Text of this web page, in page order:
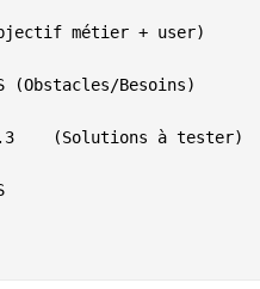
métier + user)
(Obstacles/Besoins)
(Solutions à tester)